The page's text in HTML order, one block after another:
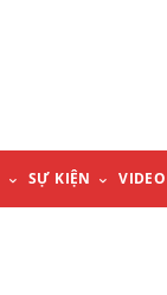
SỰ KIỆN VIDEO